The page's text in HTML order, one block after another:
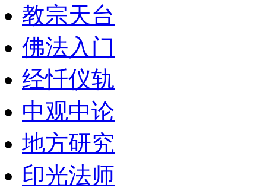
教宗天台
佛法入门
经忏仪轨
中观中论
地方研究
印光法师